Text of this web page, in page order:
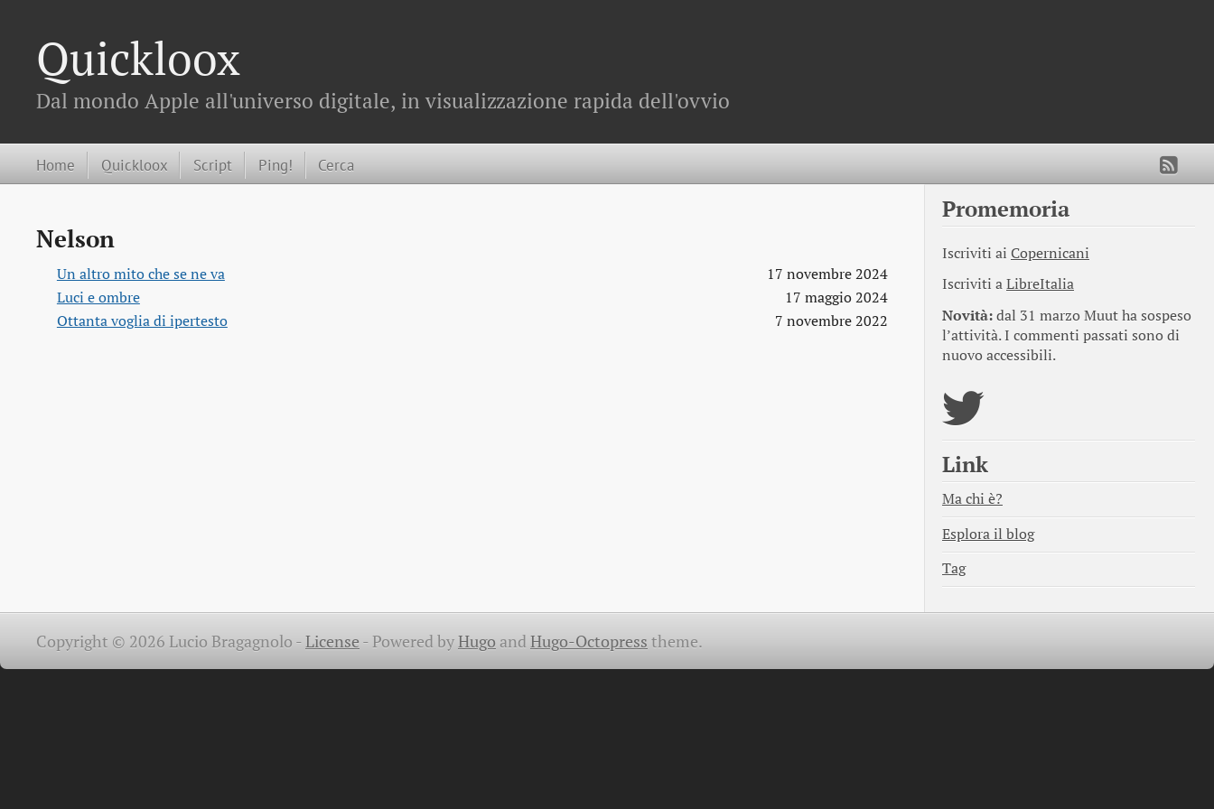
Quickloox
Dal mondo Apple all'universo digitale, in visualizzazione rapida dell'ovvio
Home Quickloox Script Ping! Cerca
Nelson
Un altro mito che se ne va
17 novembre 2024
Luci e ombre
17 maggio 2024
Ottanta voglia di ipertesto
7 novembre 2022
Promemoria
Iscriviti ai Copernicani
Iscriviti aLibreItalia
Novità:dal 31 marzo Muut ha sospeso
l’attività. I commenti passati sono di
nuovo accessibili.
Link
Ma chi è?
Esplora il blog
Tag
Copyright © 2026 Lucio Bragagnolo -License -Powered byHugoandHugo-Octopress theme.